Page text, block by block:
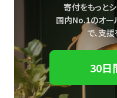
寄付をもっとシ
国内No.1のオー
で、支援
30日